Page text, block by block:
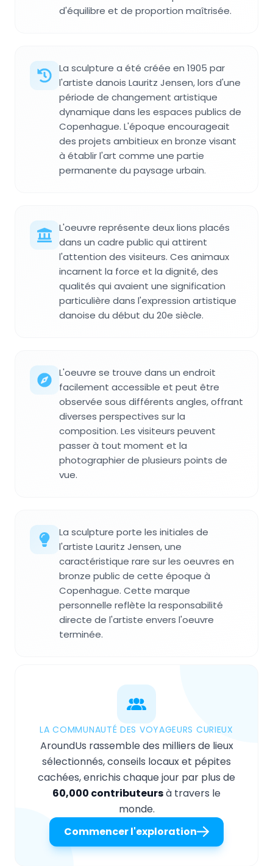
d'équilibre et de proportion maîtrisée.
La sculpture a été créée en 1905 par
l'artiste danois Lauritz Jensen, lors d'une
période de changement artistique
dynamique dans les espaces publics de
Copenhague. L'époque encourageait
des projets ambitieux en bronze visant
à établir l'art comme une partie
permanente du paysage urbain.
L'oeuvre représente deux lions placés
dans un cadre public qui attirent
l'attention des visiteurs. Ces animaux
incarnent la force et la dignité, des
qualités qui avaient une signification
particulière dans l'expression artistique
danoise du début du 20e siècle.
L'oeuvre se trouve dans un endroit
facilement accessible et peut être
observée sous différents angles, offrant
diverses perspectives sur la
composition. Les visiteurs peuvent
passer à tout moment et la
photographier de plusieurs points de
vue.
La sculpture porte les initiales de
l'artiste Lauritz Jensen, une
caractéristique rare sur les oeuvres en
bronze public de cette époque à
Copenhague. Cette marque
personnelle reflète la responsabilité
directe de l'artiste envers l'oeuvre
terminée.
LA COMMUNAUTÉ DES VOYAGEURS CURIEUX
AroundUs rassemble des milliers de lieux
sélectionnés, conseils locaux et pépites
cachées, enrichis chaque jour par plus de
60,000 contributeursà travers le
monde.
Commencer l'exploration